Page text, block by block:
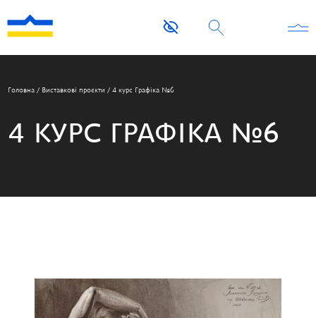
Головна / Виставкові проєкти / 4 курс Графіка №6
4 КУРС ГРАФІКА №6